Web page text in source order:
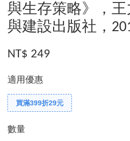
與生存策略》，
與建設出版社，
NT$ 249
適用優惠
買滿399折29元
數量